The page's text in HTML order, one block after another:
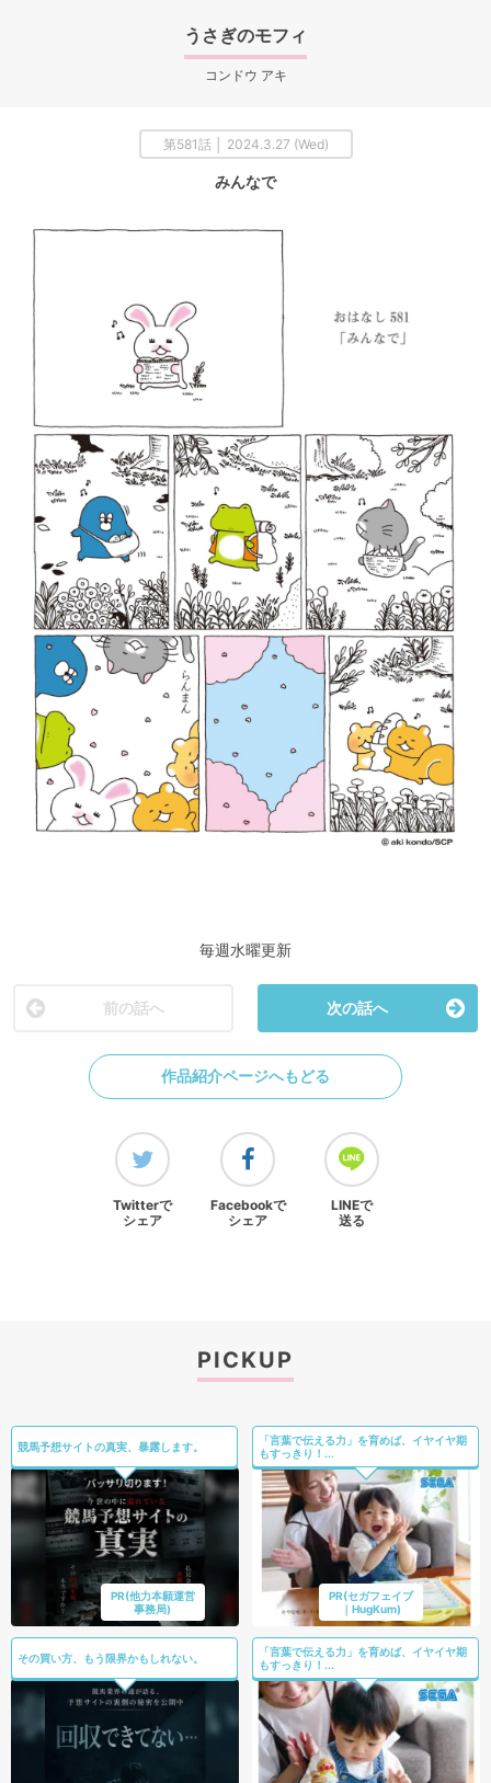
うさぎのモフィ
コンドウ アキ
第581話 │ 2024.3.27 (Wed)
みんなで
毎週水曜更新
前の話へ 次の話へ
作品紹介ページへもどる
Twitterで
シェア
Facebookで
シェア
LINEで
送る
PICKUP
競馬予想サイトの真実、暴露します。
PR(他力本願運営
事務局)
「言葉で伝える力」を育めば、イヤイヤ期
もすっきり！...
PR(セガフェイブ
｜HugKum)
その買い方、もう限界かもしれない。
「言葉で伝える力」を育めば、イヤイヤ期
もすっきり！...